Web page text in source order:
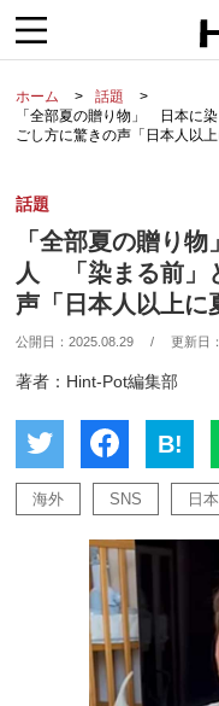
ホーム
話題
「全部夏の贈り物」 日本に
ごし方に驚きの声「日本人以
話題
「全部夏の贈り
人 「染まる前」
声「日本人以上に
公開日：2025.08.29 / 更新日
著者：Hint-Pot編集部
B!
海外 SNS 日本